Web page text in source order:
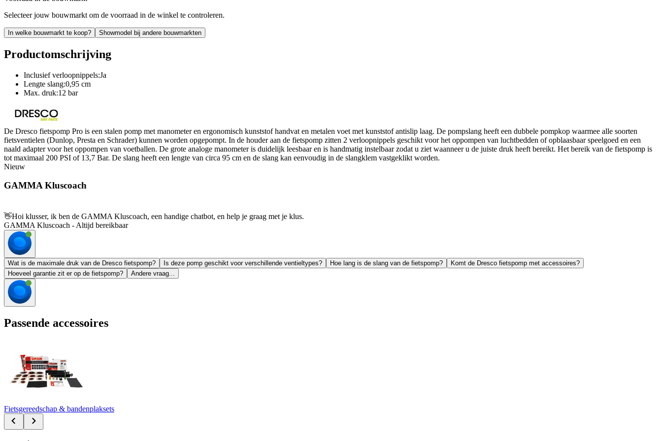
Selecteer jouw bouwmarkt om de voorraad in de winkel te controleren.
In welke bouwmarkt te koop? Showmodel bij andere bouwmarkten
Productomschrijving
Inclusief verloopnippels:Ja
Lengte slang:0,95 cm
Max. druk:12 bar
De Dresco fietspomp Pro is een stalen pomp met manometer en ergonomisch kunststof handvat en metalen voet met kunststof antislip laag. De pompslang heeft een dubbele pompkop waarmee alle soorten
fietsventielen (Dunlop, Presta en Schrader) kunnen worden opgepompt. In de houder aan de fietspomp zitten 2 verloopnippels geschikt voor het oppompen van luchtbedden of opblaasbaar speelgoed en een
naald adapter voor het oppompen van voetballen. De grote analoge manometer is duidelijk leesbaar en is handmatig instelbaar zodat u ziet waanneer u de juiste druk heeft bereikt. Het bereik van de fietspomp is
tot maximaal 200 PSI of 13,7 Bar. De slang heeft een lengte van circa 95 cm en de slang kan eenvoudig in de slangklem vastgeklikt worden.
Nieuw
GAMMA Kluscoach
👋Hoi klusser, ik ben de GAMMA Kluscoach, een handige chatbot, en help je graag met je klus.
GAMMA Kluscoach - Altijd bereikbaar
Wat is de maximale druk van de Dresco fietspomp? Is deze pomp geschikt voor verschillende ventieltypes? Hoe lang is de slang van de fietspomp?
Komt de Dresco fietspomp met accessoires?
Hoeveel garantie zit er op de fietspomp?
Andere vraag...
Passende accessoires
Fietsgereedschap & bandenplaksets